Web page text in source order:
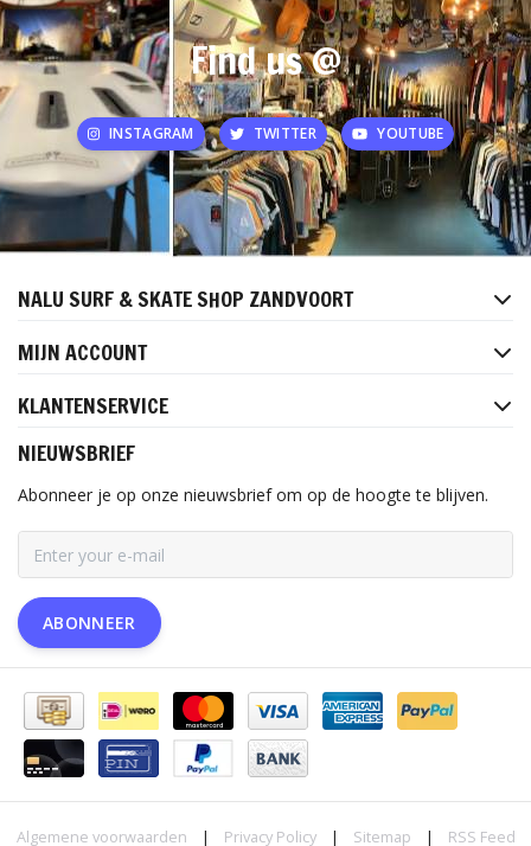
Find us @
INSTAGRAM TWITTER YOUTUBE
NALU SURF & SKATE SHOP ZANDVOORT
MIJN ACCOUNT
KLANTENSERVICE
NIEUWSBRIEF
Abonneer je op onze nieuwsbrief om op de hoogte te blijven.
ABONNEER
Algemene voorwaarden | Privacy Policy | Sitemap | RSS Feed